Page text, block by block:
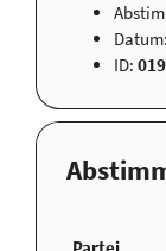
Datum:
ID: